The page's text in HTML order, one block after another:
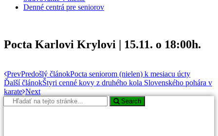
Denné centrá pre seniorov
Pocta Karlovi Krylovi | 15.11. o 18:00h.
PrevPredošlý článokPocta seniorom (nielen) k mesiacu úcty
Ďalší článokŠtyri cenné kovy z druhého kola Slovenského pohára v
karate Next
Search